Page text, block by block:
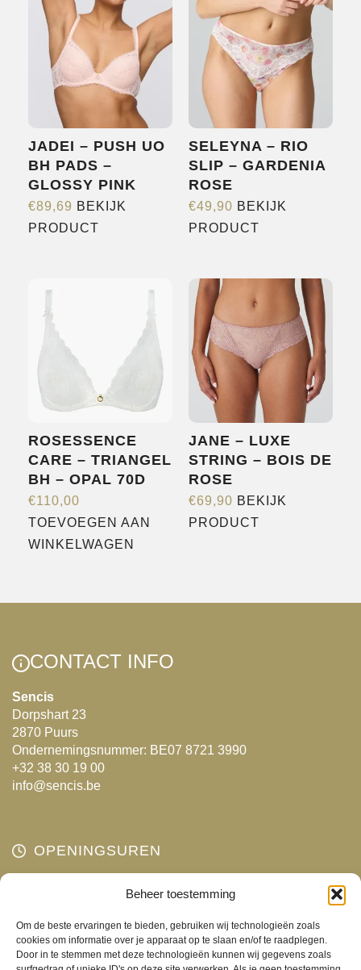
Beheer toestemming
Om de beste ervaringen te bieden, gebruiken wij technologieën zoals
cookies om informatie over je apparaat op te slaan en/of te raadplegen.
Door in te stemmen met deze technologieën kunnen wij gegevens zoals
CONTACT
JADEI – PUSH UO
BH PADS –
GLOSSY PINK
€89,69 BEKIJK
PRODUCT
meerdere
variaties.
optie
kan
gekozen
op
de
productpagina
SELEYNA – RIO
SLIP – GARDENIA
ROSE
€49,90 BEKIJK
PRODUCT
meerdere
variaties.
Deze
optie
kan
gekozen
worden
op
de
ROSESSENCE
CARE – TRIANGEL
BH – OPAL 70D
€110,00
TOEVOEGEN AAN
WINKELWAGEN
JANE – LUXE
STRING – BOIS DE
ROSE
€69,90 BEKIJK
PRODUCT
variaties.
CONTACT INFO
Sencis
Dorpshart 23
2870 Puurs
Ondernemingsnummer: BE07 8721 3990
+32 38 30 19 00
info@sencis.be
OPENINGSUREN
Gesloten
Woensdag
10:00 - 18:00
Donderdag
10:00 - 18:00